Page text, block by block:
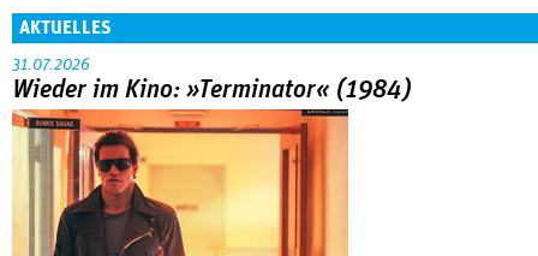
AKTUELLES
31.07.2026
Wieder im Kino: »Terminator« (1984)